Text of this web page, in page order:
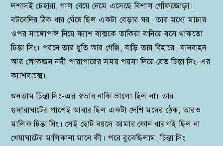
দশাসই চেহারা, গাল বেয়ে নেমে এসেছে বিশাল গোঁফজোড়া।
বটবেদির ঠিক ধার ঘেঁষে ছিল একটা বেড়ার ঘর। তার মধ্যে মাচার
ওপর সাঙ্গোপাঙ্গ নিয়ে ক্যাশ বাক্সকে তাকিয়া বানিয়ে বসে থাকতো
চিন্তা সিং। পরনে তার ধুতি আর গেঞ্জি, বাড়ি তার বিহারে। যানবাহন
আর লোকজন নদী পারাপারের সময় পয়সা দিয়ে যেত চিন্তা সিং-এর
ক্যাশবাক্সে।
শুনতাম চিন্তা সিং-এর স্বভাব নাকি ভালো ছিল না। তার
গুদারাঘাটের পাশেই আবার ছিল একটা দেশি মদের ঠেক, তারও
মালিক চিন্তা সিং। সেই ছোট বয়সে আমার কোন ধারণাই ছিল না
খেয়াঘাটের মালিকানা মানে কী। পরে বুঝেছিলাম, চিন্তা সিং